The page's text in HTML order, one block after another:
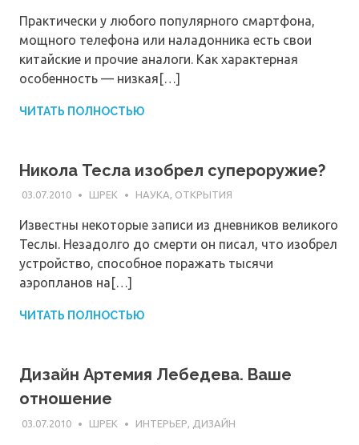
Практически у любого популярного смартфона,
мощного телефона или наладонника есть свои
китайские и прочие аналоги. Как характерная
особенность — низкая[…]
ЧИТАТЬ ПОЛНОСТЬЮ
Никола Тесла изобрел супероружие?
03.07.2010 ШРЕК НАУКА, ОТКРЫТИЯ
Известны некоторые записи из дневников великого
Теслы. Незадолго до смерти он писал, что изобрел
устройство, способное поражать тысячи
аэропланов на[…]
ЧИТАТЬ ПОЛНОСТЬЮ
Дизайн Артемия Лебедева. Ваше
отношение
03.07.2010 ШРЕК ИНТЕРЬЕР, ДИЗАЙН